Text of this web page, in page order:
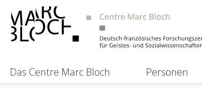
Das Centre Marc Bloch Personen